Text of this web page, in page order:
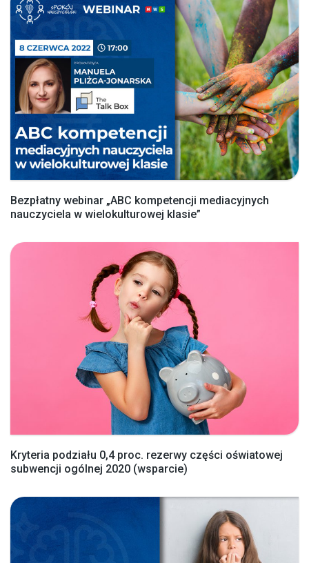
Bezpłatny webinar „ABC kompetencji mediacyjnych
nauczyciela w wielokulturowej klasie”
Kryteria podziału 0,4 proc. rezerwy części oświatowej
subwencji ogólnej 2020 (wsparcie)